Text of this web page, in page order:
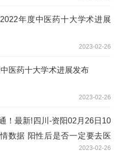
年度中医药十大学术进展
2023-02-26
医药十大学术进展发布
2023-02-26
！最新!四川-资阳02月26日10
数据 阳性后是否一定要去医
2023-02-26